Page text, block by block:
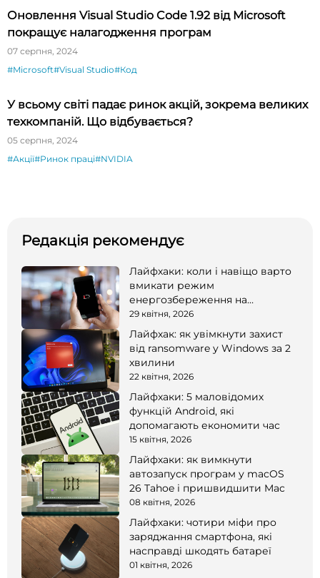
Оновлення Visual Studio Code 1.92 від Microsoft
покращує налагодження програм
07 серпня, 2024
#Microsoft#Visual Studio#Код
У всьому світі падає ринок акцій, зокрема великих
техкомпаній. Що відбувається?
05 серпня, 2024
#Акції#Ринок праці#NVIDIA
Редакція рекомендує
Лайфхаки: коли і навіщо варто
вмикати режим
енергозбереження на
смартфоні
29 квітня, 2026
Лайфхак: як увімкнути захист
від ransomware у Windows за 2
хвилини
22 квітня, 2026
Лайфхаки: 5 маловідомих
функцій Android, які
допомагають економити час
15 квітня, 2026
Лайфхаки: як вимкнути
автозапуск програм у macOS
26 Tahoe і пришвидшити Mac
08 квітня, 2026
Лайфхаки: чотири міфи про
заряджання смартфона, які
насправді шкодять батареї
01 квітня, 2026